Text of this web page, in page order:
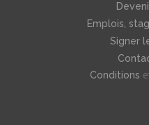
Emplois,
Signer
Conditions